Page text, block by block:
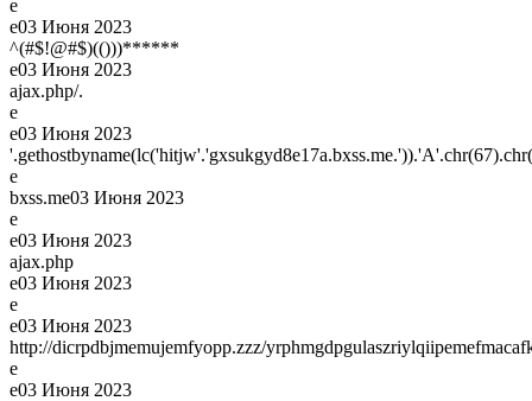
e
e03 Июня 2023
^(#$!@#$)(()))******
e03 Июня 2023
ajax.php/.
e
e03 Июня 2023
e
bxss.me03 Июня 2023
e
e03 Июня 2023
ajax.php
e03 Июня 2023
e
e03 Июня 2023
http://dicrpdbjmemujemfyopp.zzz/
e
e03 Июня 2023